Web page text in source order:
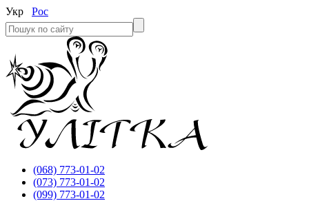
Укр Рос
(068) 773-01-02
(073) 773-01-02
(099) 773-01-02